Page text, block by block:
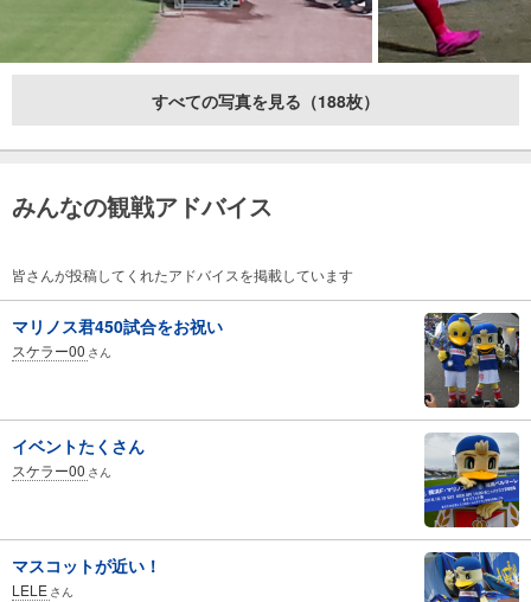
すべての写真を見る（188枚）
みんなの観戦アドバイス
皆さんが投稿してくれたアドバイスを掲載しています
マリノス君450試合をお祝い
スケラー00 さん
イベントたくさん
スケラー00 さん
マスコットが近い！
LELE さん